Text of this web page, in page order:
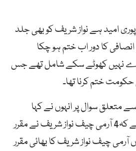
امید ہے نواز شریف کو بھی جلد
کا دور اب ختم ہو چکا
نہیں کھوٹے سکے شامل تھے جس
ختم کرنا تھا۔
متعلق سوال پر انہوں نے کہا
کہ تاریخ کا فیصلہ یہ ہے کہ4 آرمی چیف نواز شریف نے مقرر
چیف نواز شریف کا بھائی مقرر